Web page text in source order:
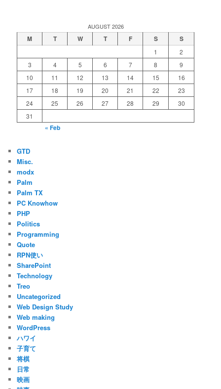
AUGUST 2026
M T W T F S S
1
2
3
4 5 6 7 8
9
10
11 12 13 14 15
16
17
18 19 20 21 22
23
24
25 26 27 28 29
30
31
« Feb
GTD
Misc.
modx
Palm
Palm TX
PC Knowhow
PHP
Politics
Programming
Quote
RPN使い
SharePoint
Technology
Treo
Uncategorized
Web Design Study
Web making
WordPress
ハワイ
子育て
将棋
日常
映画